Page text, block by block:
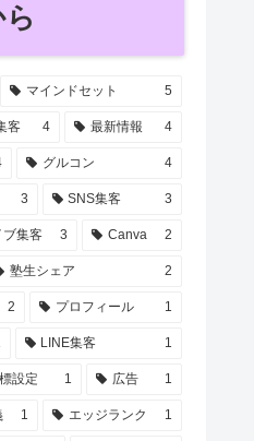
マインドセット 5
客 4 最新情報 4
グルコン 4
3 SNS集客 3
ブ集客 3 Canva 2
塾生シェア 2
2 プロフィール 1
LINE集客 1
設定 1 広告 1
1 エッジランク 1